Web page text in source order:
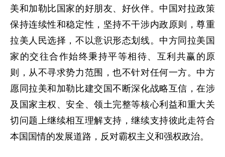
美和加勒比国家的好朋友、好伙伴。中国对拉政策
保持连续性和稳定性，坚持不干涉内政原则，尊重
拉美人民选择，不以意识形态划线。中方同拉美国
家的交往合作始终秉持平等相待、互利共赢的原
则，从不寻求势力范围，也不针对任何一方。中方
愿同拉美和加勒比建交国不断深化战略互信，在涉
及国家主权、安全、领土完整等核心利益和重大关
切问题上继续相互理解支持，继续支持彼此走符合
本国国情的发展道路，反对霸权主义和强权政治。